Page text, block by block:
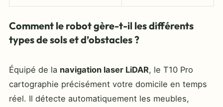
Comment le robot gère-t-il les différents
types de sols et d’obstacles ?
Équipé de la navigation laser LiDAR, le T10 Pro
cartographie précisément votre domicile en temps
réel. Il détecte automatiquement les meubles,